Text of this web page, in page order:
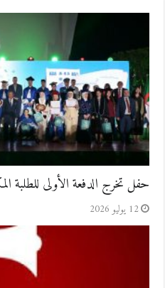
حفل تخرج الدفعة الأولى للطلبة
12 يوليو 2026